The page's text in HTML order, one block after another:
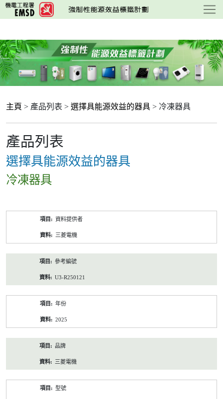
跳
至
要
內
容
主頁 > 產品列表 > 選擇具能源效益的器具 > 冷凍器具
產品列表
選擇具能源效益的器具
冷凍器具
資料提供者
三菱電機
參考編號
U3-R250121
年份
2025
品牌
三菱電機
型號